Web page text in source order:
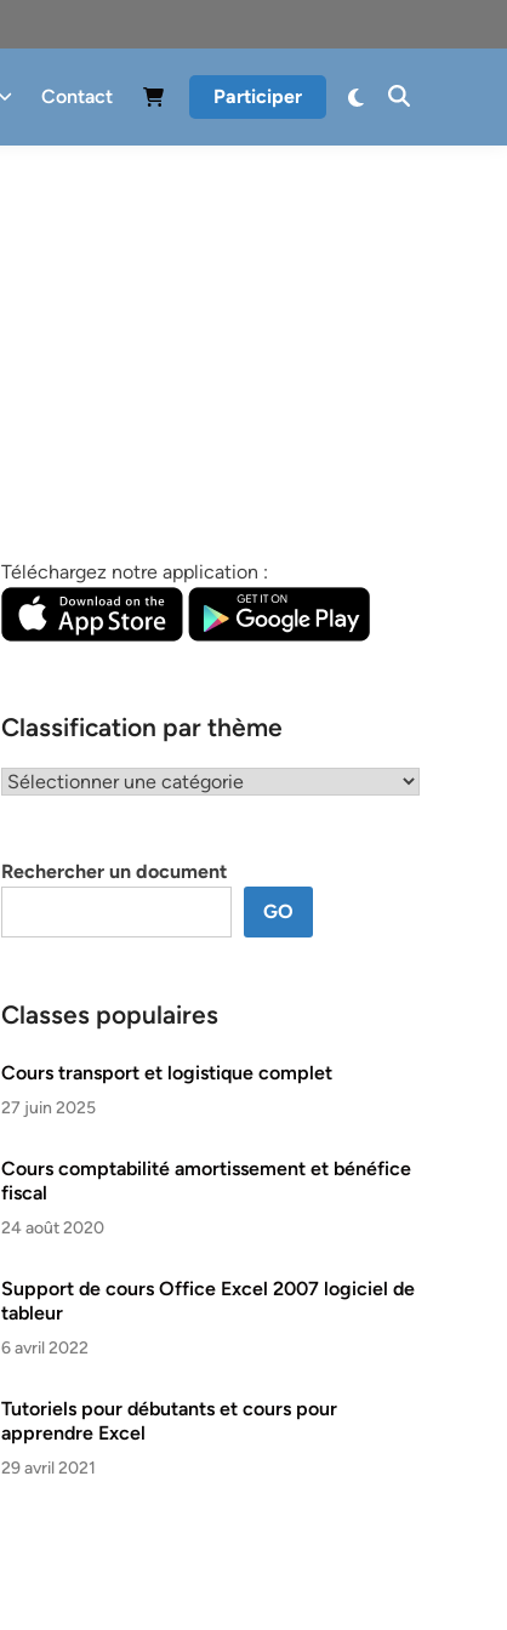
Contact Participer
Téléchargez notre application :
Classification par thème
Classification
Rechercher un document
GO
Classes populaires
Cours transport et logistique complet
27 juin 2025
Cours comptabilité amortissement et bénéfice
fiscal
24 août 2020
Support de cours Office Excel 2007 logiciel de
tableur
6 avril 2022
Tutoriels pour débutants et cours pour
apprendre Excel
29 avril 2021